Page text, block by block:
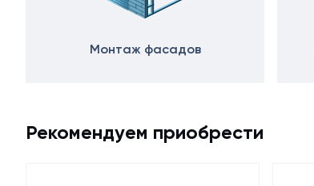
Монтаж фасадов
Рекомендуем приобрести